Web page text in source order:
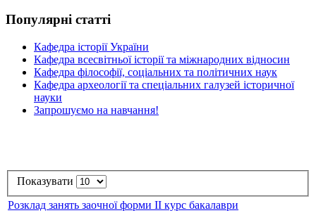
Популярні статті
Кафедра історії України
Кафедра всесвітньої історії та міжнародних відносин
Кафедра філософії, соціальних та політичних наук
Кафедра археології та спеціальних галузей історичної
науки
Запрошуємо на навчання!
Показувати
Розклад занять заочної форми ІІ курс бакалаври